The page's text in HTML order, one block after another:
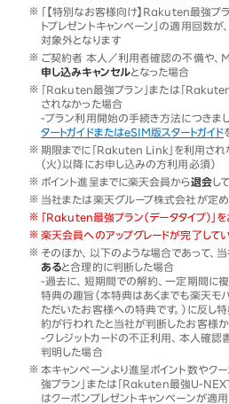
「【特別なお客様向け】Rakuten最強プ
トプレゼントキャンペーン」の適用回数
対象外となります
ご契約者 本人／利用者確認の不備や、
申し込みキャンセルとなった場合
「Rakuten最強プラン」または「
されなかった場合
-プラン利用開始の手続き方法につきまし
タートガイドまたはeSIM版スタートガイド
期限までに「Rakuten Link」を利用され
（火）以降にお申し込みの方利用必須）
ポイント進呈までに楽天会員から退会し
当社または楽天グループ株式会社が定
「Rakuten最強プラン（データタイプ）」
楽天会員へのアップグレードが完了して
そのほか、以下のような場合であって、
あると合理的に判断した場合
-過去に、短期間での解約、一定期間に
特典の趣旨（本特典はあくまでも楽天モ
ただいたお客様への特典です。）に反し
約が行われたと当社が判断したお客様
-クレジットカードの不正利用、本人確
判明した場合
本キャンペーンより進呈ポイント数やク
強プラン」または「Rakuten最強U-
はクーポンプレゼントキャンペーンが適